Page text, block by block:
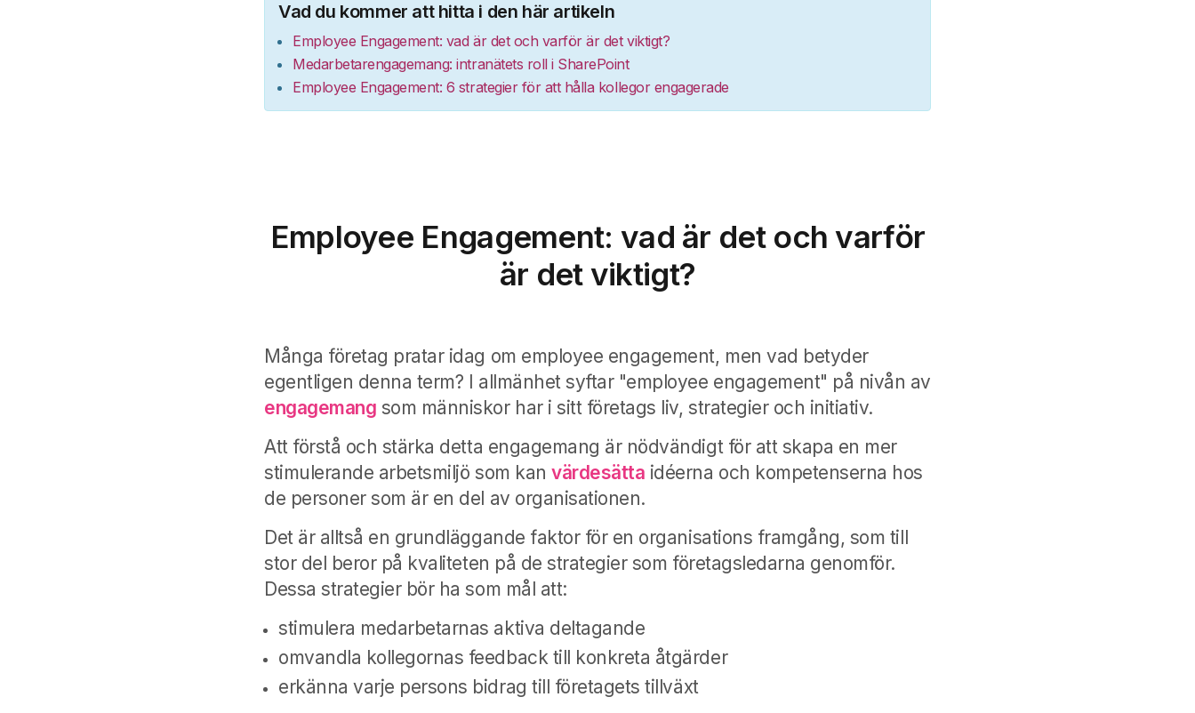
Vad du kommer att hitta i den här artikeln
Employee Engagement: vad är det och varför är det viktigt?
Medarbetarengagemang: intranätets roll i SharePoint
Employee Engagement: 6 strategier för att hålla kollegor engagerade
Employee Engagement: vad är det och varför
är det viktigt?
Många företag pratar idag om employee engagement, men vad betyder
egentligen denna term? I allmänhet syftar "employee engagement" på nivån av
engagemang som människor har i sitt företags liv, strategier och initiativ.
Att förstå och stärka detta engagemang är nödvändigt för att skapa en mer
stimulerande arbetsmiljö som kanvärdesätta idéerna och kompetenserna hos
de personer som är en del av organisationen.
Det är alltså en grundläggande faktor för en organisations framgång, som till
stor del beror på kvaliteten på de strategier som företagsledarna genomför.
Dessa strategier bör ha som mål att:
stimulera medarbetarnas aktiva deltagande
omvandla kollegornas feedback till konkreta åtgärder
erkänna varje persons bidrag till företagets tillväxt